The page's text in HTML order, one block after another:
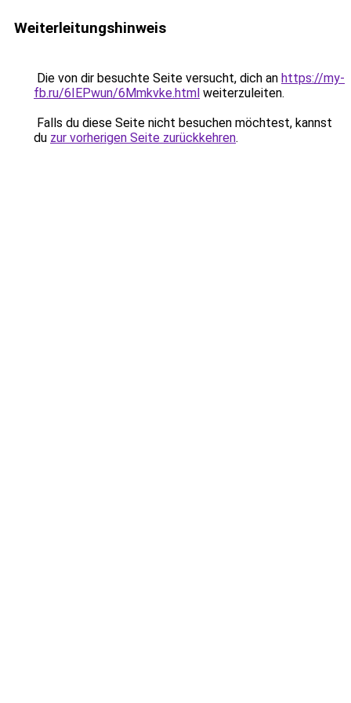
Weiterleitungshinweis
Die von dir besuchte Seite versucht, dich an https://my-
fb.ru/6IEPwun/6Mmkvke.html weiterzuleiten.
Falls du diese Seite nicht besuchen möchtest, kannst
du zur vorherigen Seite zurückkehren.